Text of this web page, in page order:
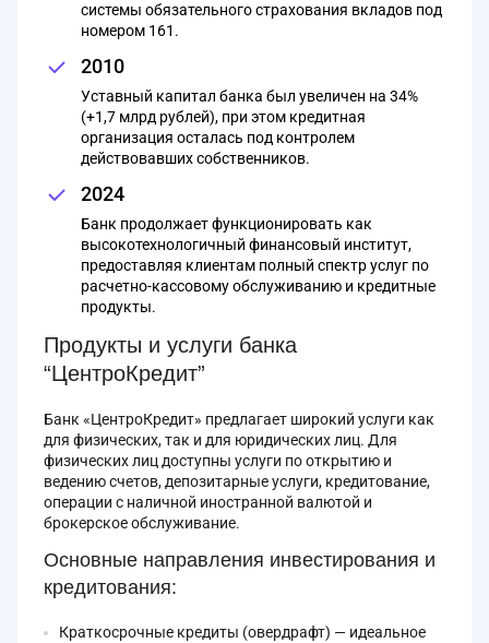
системы обязательного страхования вкладов под
номером 161.
2010
Уставный капитал банка был увеличен на 34%
(+1,7 млрд рублей), при этом кредитная
организация осталась под контролем
действовавших собственников.
2024
Банк продолжает функционировать как
высокотехнологичный финансовый институт,
предоставляя клиентам полный спектр услуг по
расчетно-кассовому обслуживанию и кредитные
продукты.
Продукты и услуги банка
“ЦентроКредит”
Банк «ЦентроКредит» предлагает широкий услуги как
для физических, так и для юридических лиц. Для
физических лиц доступны услуги по открытию и
ведению счетов, депозитарные услуги, кредитование,
операции с наличной иностранной валютой и
брокерское обслуживание.
Основные направления инвестирования и
кредитования:
Краткосрочные кредиты (овердрафт) — идеальное